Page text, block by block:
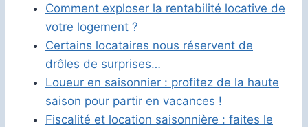
Comment exploser la rentabilité locative de
votre logement ?
Certains locataires nous réservent de
drôles de surprises…
Loueur en saisonnier : profitez de la haute
saison pour partir en vacances !
Fiscalité et location saisonnière : faites le